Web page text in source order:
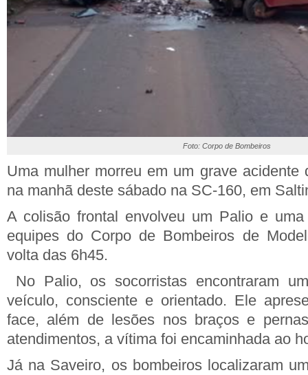
Foto: Corpo de Bombeiros
Uma mulher morreu em um grave acidente
na manhã deste sábado na SC-160, em
A colisão frontal envolveu um Palio e
equipes do Corpo de Bombeiros de
volta das 6h45.
No Palio, os socorristas encontraram
veículo, consciente e orientado. Ele
face, além de lesões nos braços e
atendimentos, a vítima foi encaminhada ao
Já na Saveiro, os bombeiros localizaram